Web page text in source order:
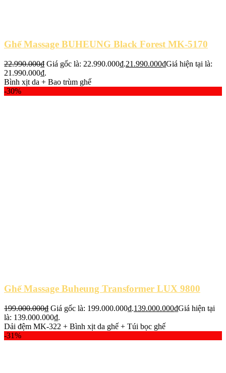
Ghế Massage BUHEUNG Black Forest MK-5170
22.990.000₫ Giá gốc là: 22.990.000₫.21.990.000₫Giá hiện tại là:
21.990.000₫.
Bình xịt da + Bao trùm ghế
-30%
Ghế Massage Buheung Transformer LUX 9800
199.000.000₫ Giá gốc là: 199.000.000₫.139.000.000₫Giá hiện tại
là: 139.000.000₫.
Dải đệm MK-322 + Bình xịt da ghế + Túi bọc ghế
-31%